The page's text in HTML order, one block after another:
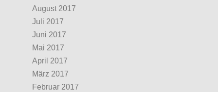
August 2017
Juli 2017
Juni 2017
Mai 2017
April 2017
März 2017
Februar 2017